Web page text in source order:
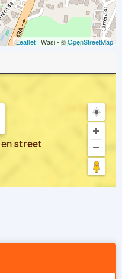
Leaflet | Wasi - ©OpenStreetMap
en street